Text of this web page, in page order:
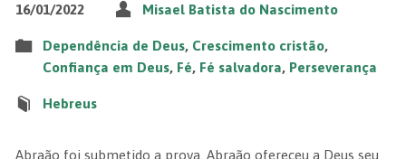
16/01/2022 Misael Batista do Nascimento
Dependência de Deus, Crescimento cristão,
Confiança em Deus, Fé, Fé salvadora, Perseverança
Hebreus
Abraão foi submetido a prova. Abraão ofereceu a Deus seu